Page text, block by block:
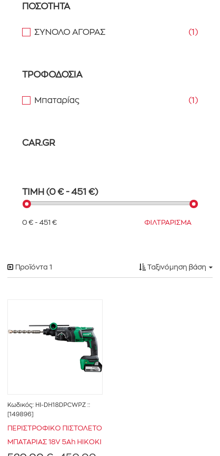
ΠΟΣΟΤΗΤΑ
ΣΥΝΟΛΟ ΑΓΟΡΑΣ (1)
ΤΡΟΦΟΔΟΣΙΑ
Μπαταρίας (1)
CAR.GR
ΤΙΜΗ (0 € - 451 €)
0 € - 451 € ΦΙΛΤΡΑΡΙΣΜΑ
Προϊόντα 1 Ταξινόμηση βάση
Κωδικός: HI-DH18DPCWPZ ::
[149896]
ΠΕΡΙΣΤΡΟΦΙΚΟ ΠΙΣΤΟΛΕΤΟ
ΜΠΑΤΑΡΙΑΣ 18V 5Ah HIKOKI